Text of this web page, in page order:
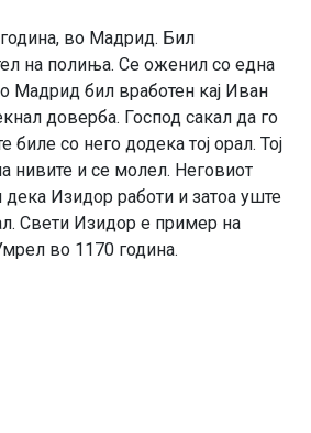
во Мадрид. Бил
на полиња. Се оженил со една
Мадрид бил вработен кај Иван
доверба. Господ сакал да го
биле со него додека тој орал. Тој
нивите и се молел. Неговиот
дека Изидор работи и затоа уште
Свети Изидор е пример на
во 1170 година.